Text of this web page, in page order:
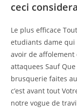
ceci
Le plus efficace
etudiants dame qui
avoir de
attaquees Sauf
brusquerie faites
c’est avant tout
notre vogue de